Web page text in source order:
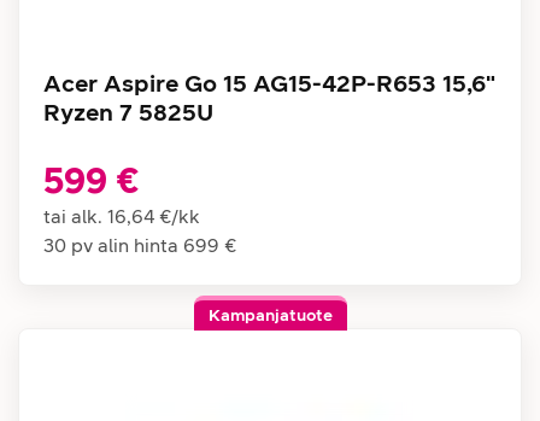
Acer Aspire Go 15 AG15-42P-R653 15,6"
Ryzen 7 5825U
599 €
tai alk. 16,64 €/kk
30 pv alin hinta 699 €
Kampanjatuote